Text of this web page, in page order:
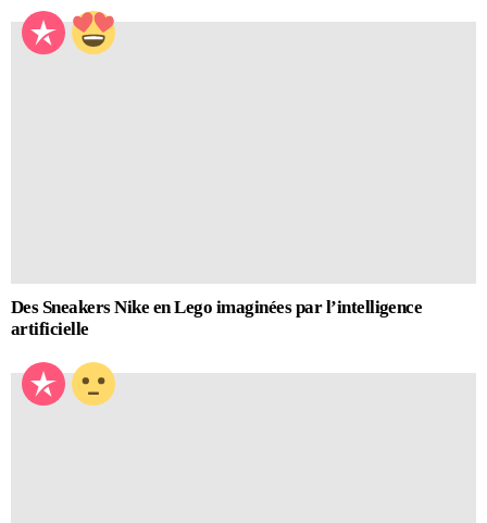
Des Sneakers Nike en Lego imaginées par l’intelligence
artificielle